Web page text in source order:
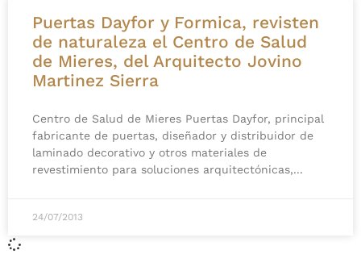
Puertas Dayfor y Formica, revisten
de naturaleza el Centro de Salud
de Mieres, del Arquitecto Jovino
Martinez Sierra
Centro de Salud de Mieres Puertas Dayfor, principal
fabricante de puertas, diseñador y distribuidor de
laminado decorativo y otros materiales de
revestimiento para soluciones arquitectónicas,
24/07/2013